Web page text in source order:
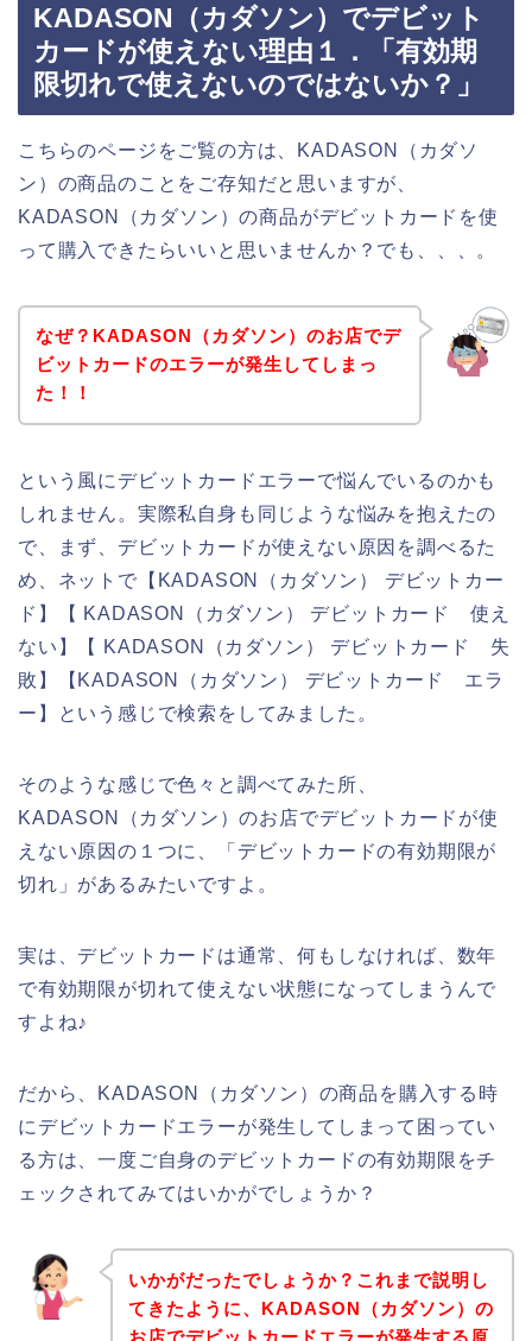
KADASON（カダソン）でデビット
カードが使えない理由１．「有効期
限切れで使えないのではないか？」
こちらのページをご覧の方は、KADASON（カダソ
ン）の商品のことをご存知だと思いますが、
KADASON（カダソン）の商品がデビットカードを使
って購入できたらいいと思いませんか？でも、、、。
なぜ？KADASON（カダソン）のお店でデ
ビットカードのエラーが発生してしまっ
た！！
という風にデビットカードエラーで悩んでいるのかも
しれません。実際私自身も同じような悩みを抱えたの
で、まず、デビットカードが使えない原因を調べるた
め、ネットで【KADASON（カダソン） デビットカー
ド】【 KADASON（カダソン） デビットカード 使え
ない】【 KADASON（カダソン） デビットカード 失
敗】【KADASON（カダソン） デビットカード エラ
ー】という感じで検索をしてみました。
そのような感じで色々と調べてみた所、
KADASON（カダソン）のお店でデビットカードが使
えない原因の１つに、「デビットカードの有効期限が
切れ」があるみたいですよ。
実は、デビットカードは通常、何もしなければ、数年
で有効期限が切れて使えない状態になってしまうんで
すよね♪
だから、KADASON（カダソン）の商品を購入する時
にデビットカードエラーが発生してしまって困ってい
る方は、一度ご自身のデビットカードの有効期限をチ
ェックされてみてはいかがでしょうか？
いかがだったでしょうか？これまで説明し
てきたように、KADASON（カダソン）の
お店でデビットカードエラーが発生する原